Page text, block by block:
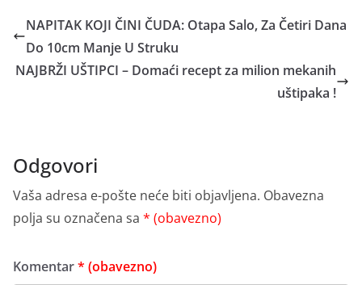
NAPITAK KOJI ČINI ČUDA: Otapa Salo, Za Četiri Dana
Do 10cm Manje U Struku
NAJBRŽI UŠTIPCI – Domaći recept za milion mekanih
uštipaka !
Odgovori
Vaša adresa e-pošte neće biti objavljena. Obavezna
polja su označena sa * (obavezno)
Komentar* (obavezno)